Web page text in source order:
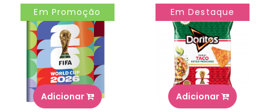
Em Promoção
Adicionar
Em Destaque
Adicionar